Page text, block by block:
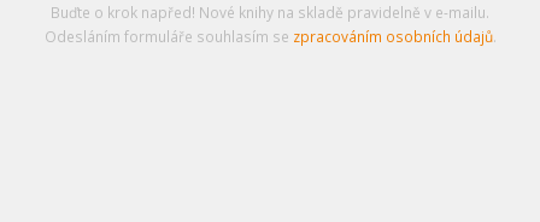
Buďte o krok napřed! Nové knihy na skladě pravidelně v e-mailu.
Odesláním formuláře souhlasím se zpracováním osobních údajů.